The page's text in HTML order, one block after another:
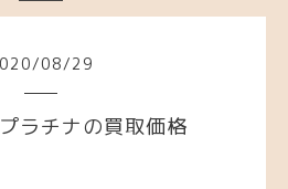
/08/29
ラチナの買取価格